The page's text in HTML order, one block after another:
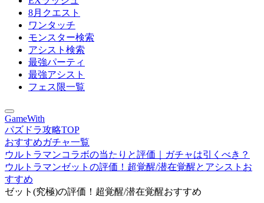
8月クエスト
ワンタッチ
モンスター検索
アシスト検索
最強パーティ
最強アシスト
フェス限一覧
GameWith
パズドラ攻略TOP
おすすめガチャ一覧
ウルトラマンコラボの当たりと評価｜ガチャは引くべき？
ウルトラマンゼットの評価！超覚醒/潜在覚醒とアシストお
すすめ
ゼット(究極)の評価！超覚醒/潜在覚醒おすすめ